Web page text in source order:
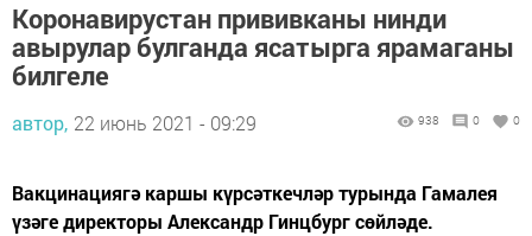
Коронавирустан прививканы нинди
авырулар булганда ясатырга ярамаганы
билгеле
автор, 22 июнь 2021 - 09:29 938 0 0
Вакцинациягә каршы күрсәткечләр турында Гамалея
үзәге директоры Александр Гинцбург сөйләде.